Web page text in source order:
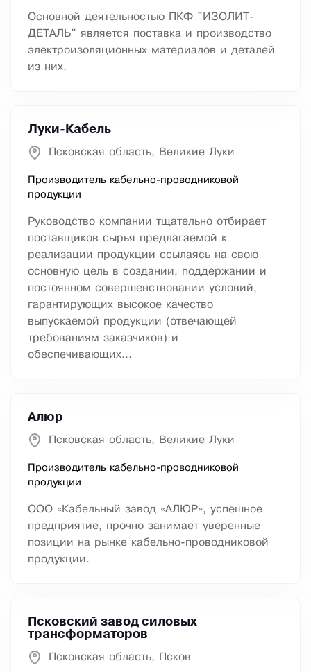
Основной деятельностью ПКФ "ИЗОЛИТ-
ДЕТАЛЬ" является поставка и производство
электроизоляционных материалов и деталей
из них.
Луки-Кабель
Псковская область, Великие Луки
Производитель кабельно-проводниковой
продукции
Руководство компании тщательно отбирает
поставщиков сырья предлагаемой к
реализации продукции ссылаясь на свою
основную цель в создании, поддержании и
постоянном совершенствовании условий,
гарантирующих высокое качество
выпускаемой продукции (отвечающей
требованиям заказчиков) и
обеспечивающих...
Алюр
Псковская область, Великие Луки
Производитель кабельно-проводниковой
продукции
ООО «Кабельный завод «АЛЮР», успешное
предприятие, прочно занимает уверенные
позиции на рынке кабельно-проводниковой
продукции.
Псковский завод силовых
трансформаторов
Псковская область, Псков